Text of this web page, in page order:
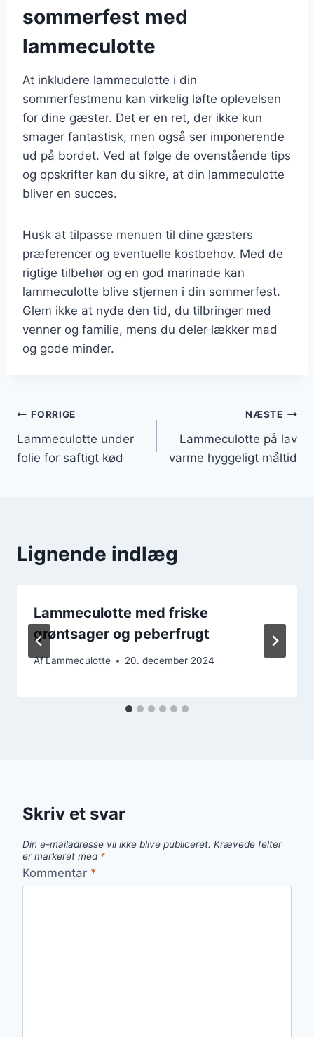
sommerfest med
lammeculotte
At inkludere lammeculotte i din
sommerfestmenu kan virkelig løfte oplevelsen
for dine gæster. Det er en ret, der ikke kun
smager fantastisk, men også ser imponerende
ud på bordet. Ved at følge de ovenstående tips
og opskrifter kan du sikre, at din lammeculotte
bliver en succes.
Husk at tilpasse menuen til dine gæsters
præferencer og eventuelle kostbehov. Med de
rigtige tilbehør og en god marinade kan
lammeculotte blive stjernen i din sommerfest.
Glem ikke at nyde den tid, du tilbringer med
venner og familie, mens du deler lækker mad
og gode minder.
Indlægsnavigation
FORRIGE
Lammeculotte under
folie for saftigt kød
NÆSTE
Lammeculotte på lav
varme hyggeligt måltid
Lignende indlæg
Lammeculotte med friske
grøntsager og peberfrugt
AfLammeculotte 20. december 2024
Skriv et svar
Din e-mailadresse vil ikke blive publiceret. Krævede felter
er markeret med *
Kommentar *